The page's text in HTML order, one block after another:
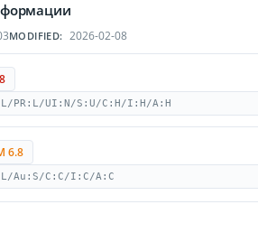
MODIFIED: 2026-02-08
PR:L/UI:N/S:U/C:H/I:H/A:H
6.8
Au:S/C:C/I:C/A:C